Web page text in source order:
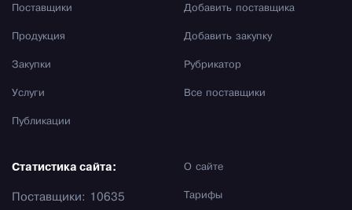
Поставщики
Продукция
Закупки
Услуги
Публикации
Добавить поставщика
Добавить закупку
Рубрикатор
Все поставщики
О сайте
Тарифы
Статистика сайта:
Поставщики: 10635